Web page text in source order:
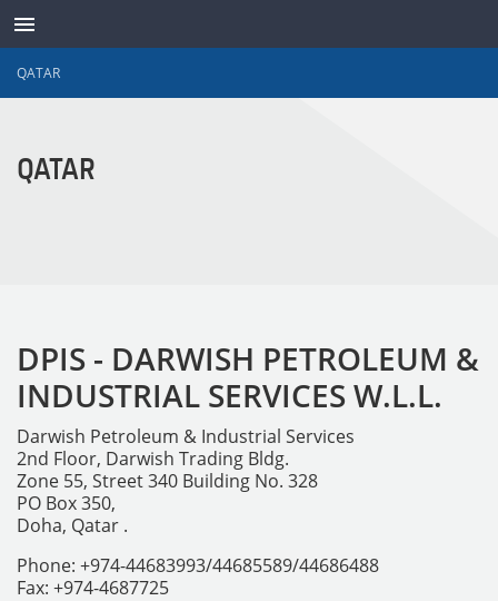
QATAR
QATAR
DPIS - DARWISH PETROLEUM &
INDUSTRIAL SERVICES W.L.L.
Darwish Petroleum & Industrial Services
2nd Floor, Darwish Trading Bldg.
Zone 55, Street 340 Building No. 328
PO Box 350,
Doha, Qatar .
Phone: +974-44683993/44685589/44686488
Fax: +974-4687725